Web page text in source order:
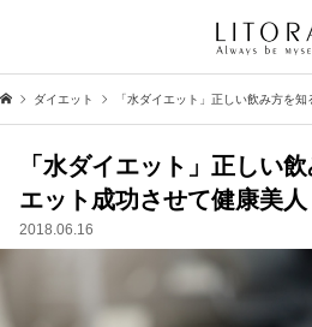
ダイエット 「水ダイエット」正しい飲み方を
「水ダイエット」正しい
エット成功させて健康美人
2018.06.16